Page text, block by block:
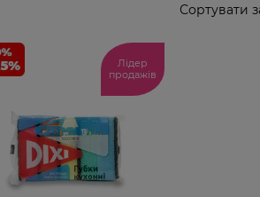
Сортувати
Лідер
продажів